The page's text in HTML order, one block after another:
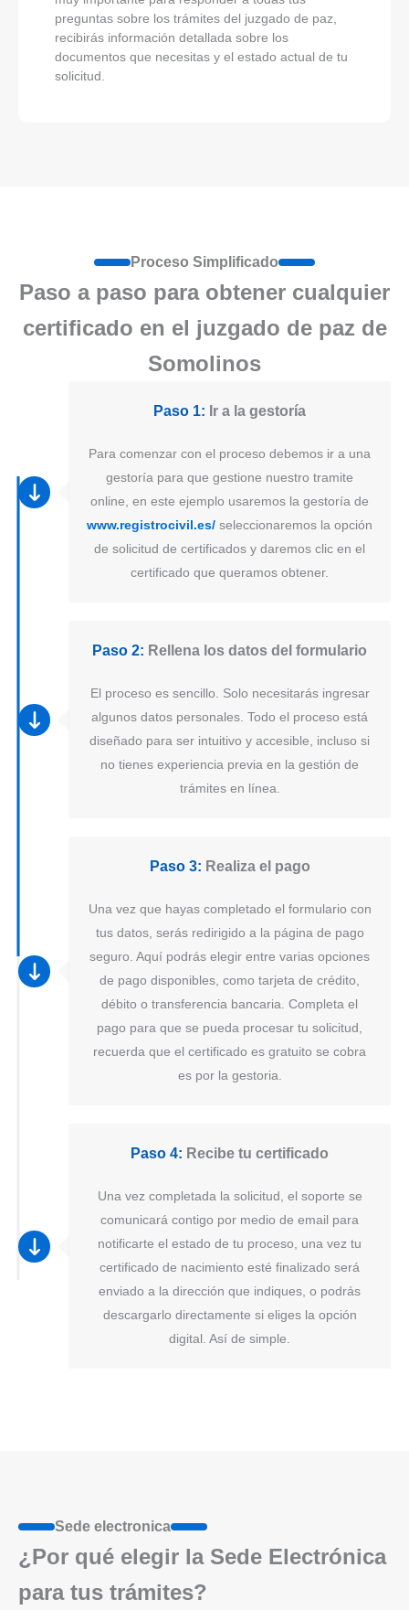
preguntas sobre los trámites del juzgado de paz,
recibirás información detallada sobre los
documentos que necesitas y el estado actual de tu
solicitud.
Proceso Simplificado
Paso a paso para obtener cualquier
certificado en el juzgado de paz de
Somolinos
Paso 1: Ir a la gestoría
Para comenzar con el proceso debemos ir a una
gestoría para que gestione nuestro tramite
online, en este ejemplo usaremos la gestoría de
www.registrocivil.es/ seleccionaremos la opción
de solicitud de certificados y daremos clic en el
certificado que queramos obtener.
Paso 2: Rellena los datos del formulario
El proceso es sencillo. Solo necesitarás ingresar
algunos datos personales. Todo el proceso está
diseñado para ser intuitivo y accesible, incluso si
no tienes experiencia previa en la gestión de
trámites en línea.
Paso 3: Realiza el pago
Una vez que hayas completado el formulario con
tus datos, serás redirigido a la página de pago
seguro. Aquí podrás elegir entre varias opciones
de pago disponibles, como tarjeta de crédito,
débito o transferencia bancaria. Completa el
pago para que se pueda procesar tu solicitud,
recuerda que el certificado es gratuito se cobra
es por la gestoria.
Paso 4: Recibe tu certificado
Una vez completada la solicitud, el soporte se
comunicará contigo por medio de email para
notificarte el estado de tu proceso, una vez tu
certificado de nacimiento esté finalizado será
enviado a la dirección que indiques, o podrás
descargarlo directamente si eliges la opción
digital. Así de simple.
Sede electronica
¿Por qué elegir la Sede Electrónica
para tus trámites?